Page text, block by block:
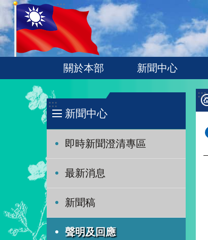
跳到主要內容區塊
:::
關於本部 新聞中心
:::
新聞中心
即時新聞澄清專區
最新消息
新聞稿
聲明及回應
:::